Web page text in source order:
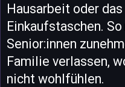
Hausarbeit oder
Einkaufstaschen.
Senior:innen
Familie verlassen,
nicht wohlfühlen.